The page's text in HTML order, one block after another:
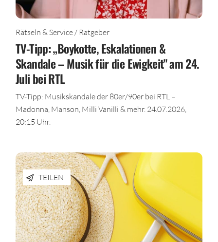
Rätseln & Service / Ratgeber
TV-Tipp: „Boykotte, Eskalationen &
Skandale – Musik für die Ewigkeit" am 24.
Juli bei RTL
TV-Tipp: Musikskandale der 80er/90er bei RTL –
Madonna, Manson, Milli Vanilli & mehr. 24.07.2026,
20:15 Uhr.
TEILEN